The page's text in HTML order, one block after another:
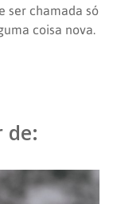
ser chamada só
coisa nova.
de: